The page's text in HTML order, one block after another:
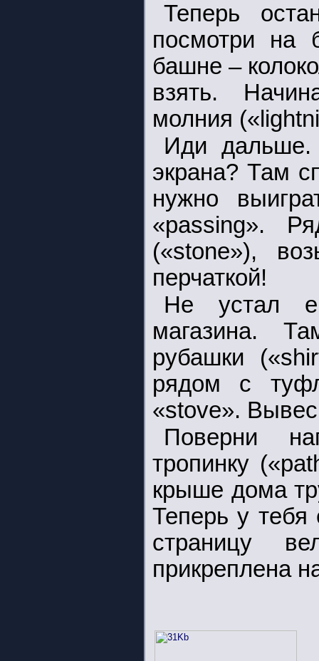
Теперь
посмотри на
башне –
взять.
молния
Иди дальше.
экрана? Там
нужно
«passing».
(«stone»),
перчаткой!
Не устал
магазина.
рубашки
рядом с
«stove».
Поверни
тропинку
крыше дома
Теперь у тебя
страницу
прикреплена